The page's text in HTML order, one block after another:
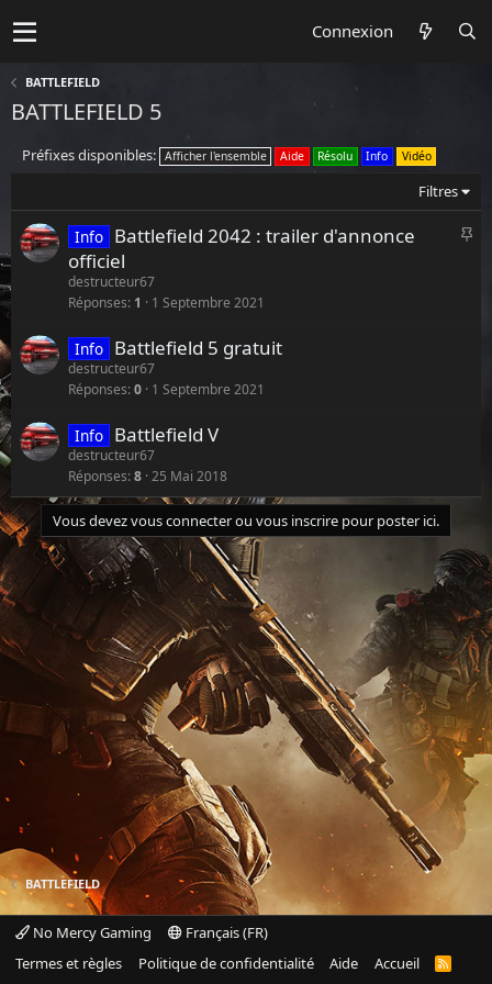
Connexion
BATTLEFIELD
BATTLEFIELD 5
Préfixes disponibles: Afficher l'ensemble Aide Résolu Info Vidéo
Filtres
I
Info Battlefield 2042 : trailer d'annonce
officiel
destructeur67
Réponses 1 1 Septembre 2021
Info Battlefield 5 gratuit
destructeur67
Réponses 0 1 Septembre 2021
Info Battlefield V
destructeur67
Réponses 8 25 Mai 2018
Vous devez vous connecter ou vous inscrire pour poster ici.
BATTLEFIELD
No Mercy Gaming
Français (FR)
Termes et règles
Politique de confidentialité Aide Accueil
R